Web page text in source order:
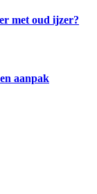
met oud ijzer?
aanpak